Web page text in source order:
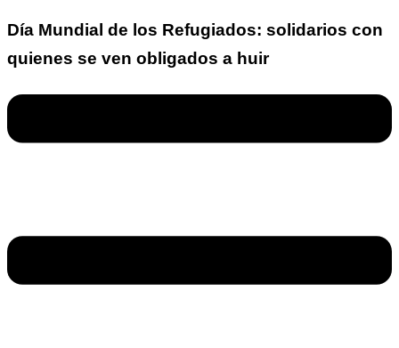
Día Mundial de los Refugiados: solidarios con
quienes se ven obligados a huir